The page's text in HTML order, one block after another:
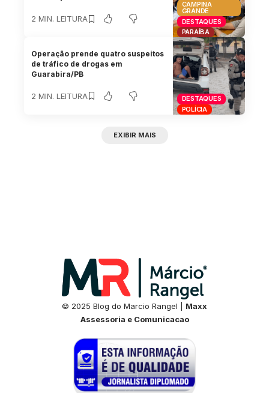
CAMPINA
GRANDE
DESTAQUES
PARAÍBA
2 MIN. LEITURA
DESTAQUES
POLÍCIA
Operação prende quatro suspeitos
de tráfico de drogas em
Guarabira/PB
2 MIN. LEITURA
EXIBIR MAIS
© 2025 Blog do Marcio Rangel | Maxx
Assessoria e Comunicacao